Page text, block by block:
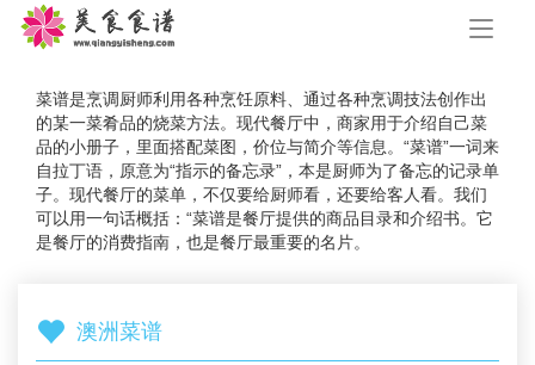
手
菜谱是烹调厨师利用各种烹饪原料、通过各种烹调技法创作出
的某一菜肴品的烧菜方法。现代餐厅中，商家用于介绍自己菜
品的小册子，里面搭配菜图，价位与简介等信息。“菜谱”一词来
自拉丁语，原意为“指示的备忘录”，本是厨师为了备忘的记录单
子。现代餐厅的菜单，不仅要给厨师看，还要给客人看。我们
可以用一句话概括：“菜谱是餐厅提供的商品目录和介绍书。它
是餐厅的消费指南，也是餐厅最重要的名片。
澳洲菜谱